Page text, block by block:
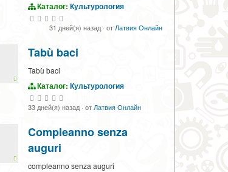
Каталог: Культурология
31 дней(я) назад· отЛатвия Онлайн
Tabù baci
Tabù baci
Каталог: Культурология
33 дней(я) назад· отЛатвия Онлайн
Compleanno senza
auguri
compleanno senza auguri